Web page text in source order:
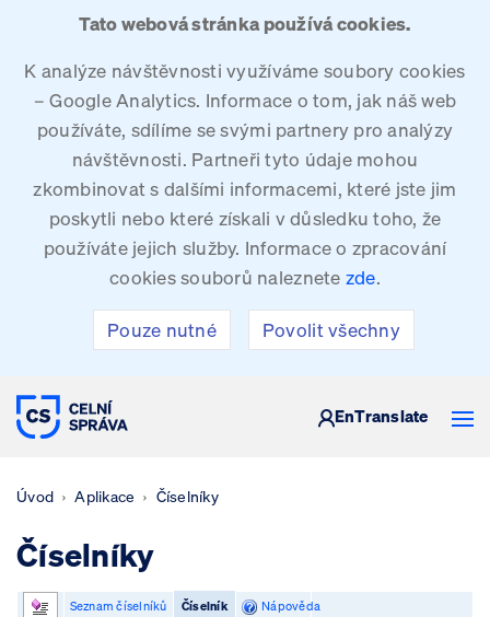
Tato webová stránka používá cookies.
K analýze návštěvnosti využíváme soubory cookies
– Google Analytics. Informace o tom, jak náš web
používáte, sdílíme se svými partnery pro analýzy
návštěvnosti. Partneři tyto údaje mohou
zkombinovat s dalšími informacemi, které jste jim
poskytli nebo které získali v důsledku toho, že
používáte jejich služby. Informace o zpracování
cookies souborů naleznete zde.
Pouze nutné Povolit všechny
CELNÍ SPRÁVA ČESKÉ REPUBLIKY
EnTranslate
Úvod Aplikace Číselníky
Číselníky
Seznam číselníků Číselník Nápověda